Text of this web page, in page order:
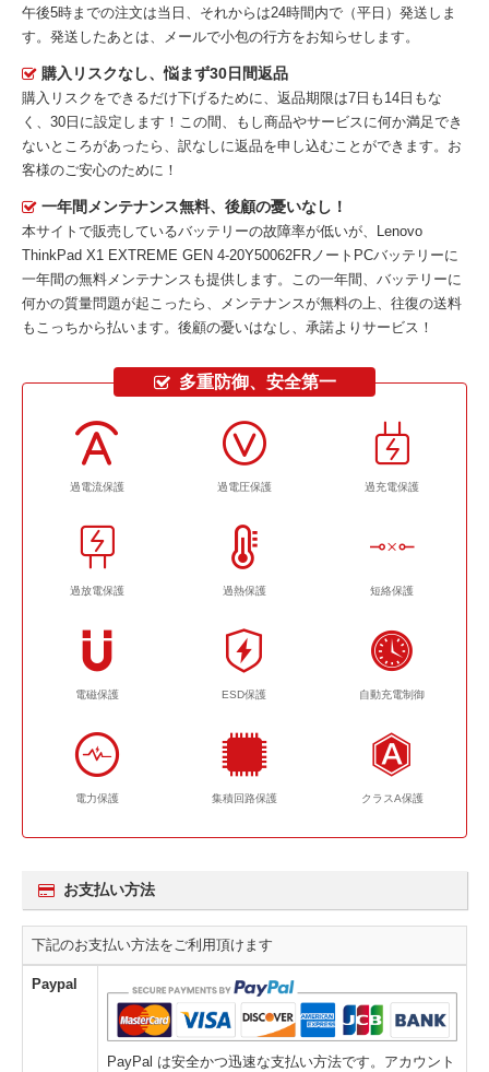
午後5時までの注文は当日、それからは24時間内で（平日）発送しま
す。発送したあとは、メールで小包の行方をお知らせします。
購入リスクなし、悩まず30日間返品
購入リスクをできるだけ下げるために、返品期限は7日も14日もな
く、30日に設定します！この間、もし商品やサービスに何か満足でき
ないところがあったら、訳なしに返品を申し込むことができます。お
客様のご安心のために！
一年間メンテナンス無料、後顧の憂いなし！
本サイトで販売しているバッテリーの故障率が低いが、
Lenovo
ThinkPad X1 EXTREME GEN 4-20Y50062FRノートPCバッテリーに
一年間の無料メンテナンスも提供します。この一年間、バッテリーに
何かの質量問題が起こったら、メンテナンスが無料の上、往復の送料
もこっちから払います。後顧の憂いはなし、承諾よりサービス！
多重防御、安全第一
過電流保護 過電圧保護 過充電保護
過放電保護 過熱保護 短絡保護
電磁保護 ESD保護 自動充電制御
電力保護 集積回路保護 クラスA保護
お支払い方法
下記のお支払い方法をご利用頂けます
Paypal
PayPal は安全かつ迅速な支払い方法です。アカウント